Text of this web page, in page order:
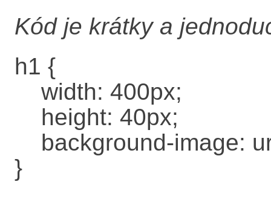
Kód je krátky a
h1 {
width: 400px;
height: 40px;
background-image:
}